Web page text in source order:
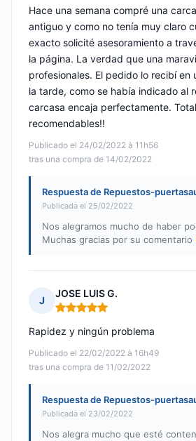
Publicado el 24/02/2022 à 11h56
tras una compra de 14/02/2022
Hace una semana compré una
antiguo y como no tenía muy claro
exacto solicité asesoramiento a
la página. La verdad que una
profesionales. El pedido lo recibí en
la tarde, como se había indicado al
carcasa encaja perfectamente.
recomendables!!
Respuesta de Repuestos-
Publicada el 25/02/2022
Nos alegramos mucho de haber
Muchas gracias por su comentario
J
JOSE LUIS G.
Nota: 5 de 5
Publicado el 22/02/2022 à 16h49
tras una compra de 11/02/2022
Rapidez y ningún problema
Respuesta de Repuestos-
Publicada el 23/02/2022
Nos alegra mucho que esté